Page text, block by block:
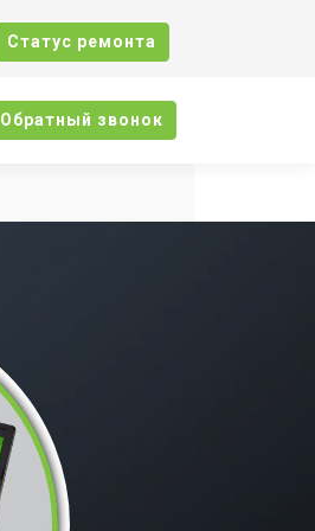
Cтатус ремонта
Oбратный звонок